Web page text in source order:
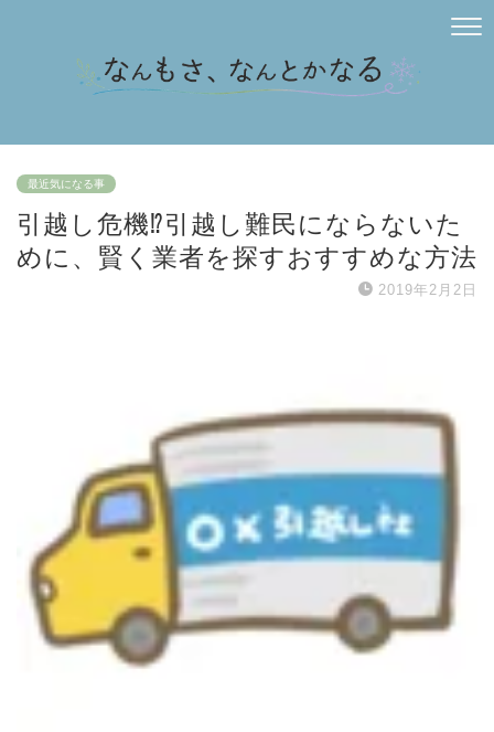
最近気になる事
引越し危機⁉引越し難民にならないた
めに、賢く業者を探すおすすめな方法
2019年2月2日